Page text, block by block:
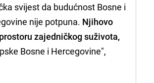
svijest da budućnost Bosne i
nije potpuna. Njihovo
zajedničkog suživota,
Bosne i Hercegovine",